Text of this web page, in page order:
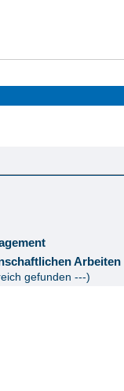
Arbeiten
gefunden ---)